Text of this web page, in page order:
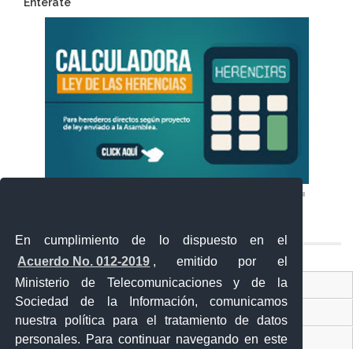
En cumplimiento de lo dispuesto en el
Acuerdo No. 012-2019 , emitido por el
Ministerio de Telecomunicaciones y de la
Sociedad de la Información, comunicamos
nuestra política para el tratamiento de datos
personales. Para continuar navegando en este
Entérate
Ventanilla Única Virtual
Ventanilla Única de Comercio Exterior
Gobierno Abierto